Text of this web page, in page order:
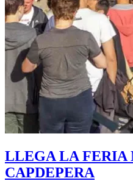
LLEGA LA FERIA
CAPDEPERA